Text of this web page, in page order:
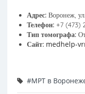
Адрес: Воронеж,
Телефон: +7 (473)
Тип томографа:
Сайт: medhelp-
#МРТ в